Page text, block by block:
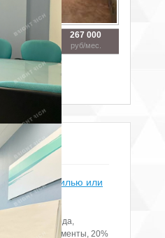
116 м2
267 000
руб/мес.
жилью или
2022 года,
апартаменты, 20%